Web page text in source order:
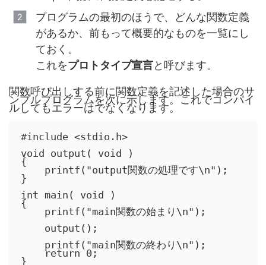
プログラムの最初のほうで、どんな関数定義
があるか、前もって概要的なものを一覧にし
ておく。
これをプロトタイプ宣言と呼びます。
関数呼び出しする前に関数定義を記述した場合のサ
ンプルプログラムを次に示します。これでコンパイ
ルしてもエラーはでなくなります。
#include <stdio.h>
void output( void )
{
    printf("output関数の処理です\n");
}
int main( void )
{
    printf("main関数の始まり\n");
    output();
    printf("main関数の終わり\n");
    return 0;
}